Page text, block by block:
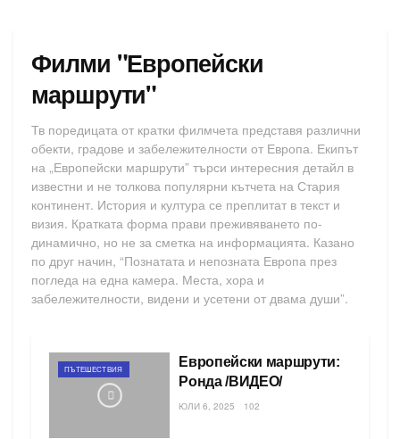
Филми "Европейски
маршрути"
Тв поредицата от кратки филмчета представя различни
обекти, градове и забележителности от Европа. Екипът
на „Европейски маршрути” търси интересния детайл в
известни и не толкова популярни кътчета на Стария
континент. История и култура се преплитат в текст и
визия. Кратката форма прави преживяването по-
динамично, но не за сметка на информацията. Казано
по друг начин, “Познатата и непозната Европа през
погледа на една камера. Места, хора и
забележителности, видени и усетени от двама души”.
ПЪТЕШЕСТВИЯ
Европейски маршрути:
Ронда /ВИДЕО/
ЮЛИ 6, 2025 102